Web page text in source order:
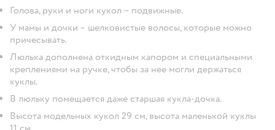
Голова, руки и ноги кукол – подвижные.
У мамы и дочки – шелковистые волосы, которые можно
причесывать.
Люлька дополнена откидным капором и специальными
креплениями на ручке, чтобы за нее могли держаться
куклы.
В люльку помещается даже старшая кукла-дочка.
Высота модельных кукол 29 см, высота маленькой куклы